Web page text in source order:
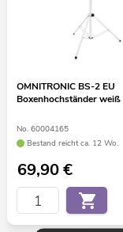
OMNITRONIC BS-2 EU
Boxenhochständer weiß
No. 60004165
Bestand reicht ca. 12 Wo.
69,90€